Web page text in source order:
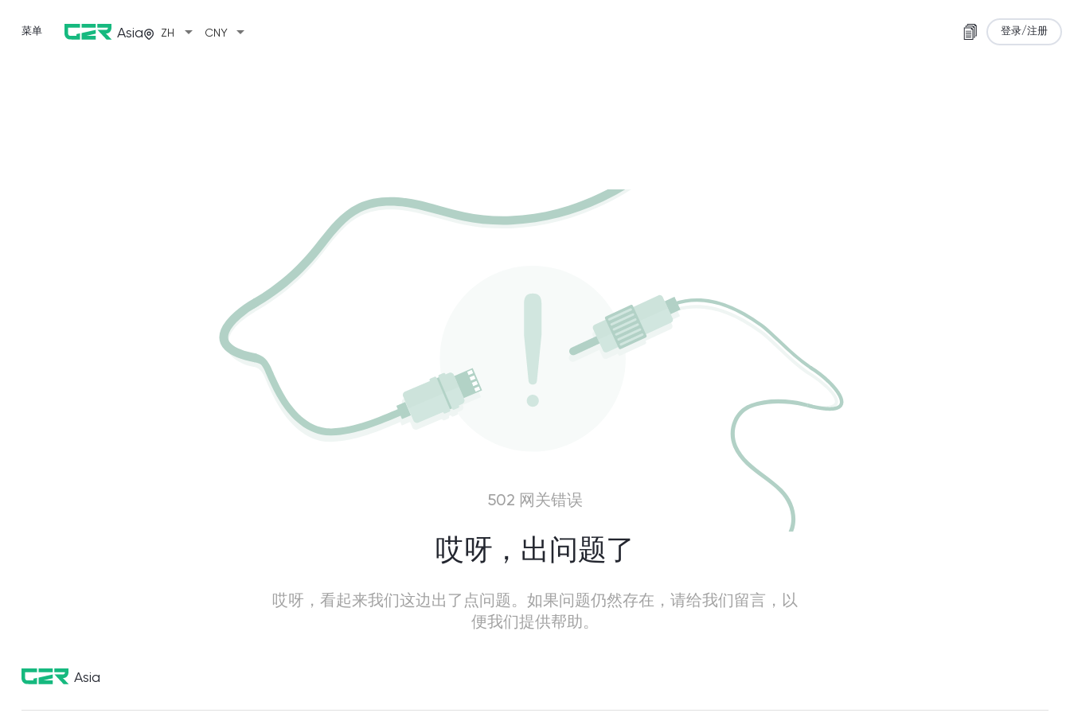
菜单 Asia ZH arrow_drop_down CNY arrow_drop_down 登录/注册
502 网关错误
哎呀，出问题了
哎呀，看起来我们这边出了点问题。如果问题仍然存在，请给我们留言，以
便我们提供帮助。
Asia